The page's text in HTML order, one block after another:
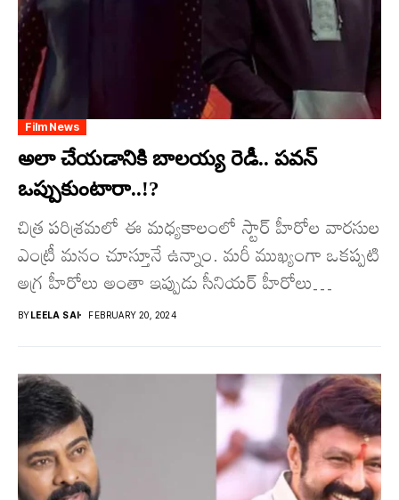
Film News
అలా చేయడానికి బాలయ్య రెడీ.. పవన్
ఒప్పుకుంటారా..!?
చిత్ర పరిశ్రమలో ఈ మధ్యకాలంలో స్టార్ హీరోల వారసుల
ఎంట్రీ మనం చూస్తూనే ఉన్నాం. మరీ ముఖ్యంగా ఒకప్పటి
అగ్ర హీరోలు అంతా ఇప్పుడు సీనియర్ హీరోలు
అయిపోయారు.. నేటి తరం...
BY LEELA SAI FEBRUARY 20, 2024